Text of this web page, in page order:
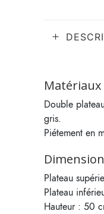
Matériaux
Double
gris.
Piétement en
Plateau
Plateau
Hauteur : 50